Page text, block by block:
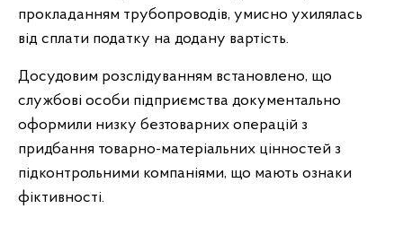
прокладанням трубопроводів, умисно ухилялась
від сплати податку на додану вартість.
Досудовим розслідуванням встановлено, що
службові особи підприємства документально
оформили низку безтоварних операцій з
придбання товарно-матеріальних цінностей з
підконтрольними компаніями, що мають ознаки
фіктивності.